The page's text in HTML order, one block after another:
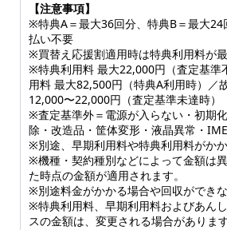
【注意事項】
※特典A＝最大36回分、特典B＝最大24
払い不要
※買替え応援割適用時は特典利用料が
※特典利用料 最大22,000円（査定基準
用料 最大82,500円（特典A利用時）／
12,000〜22,000円（査定基準未達時）
※査定基準外＝電源が入らない・初期
除・改造品・筐体変形・液晶異常・
※別途、早期利用料や特典利用料がかか
※機種・契約種別などによって金額は
た時点の金額が適用されます。
※別途料金がかかる場合や回収ができな
※特典利用料、早期利用料およびあん
スの金額は、変更される場合があります